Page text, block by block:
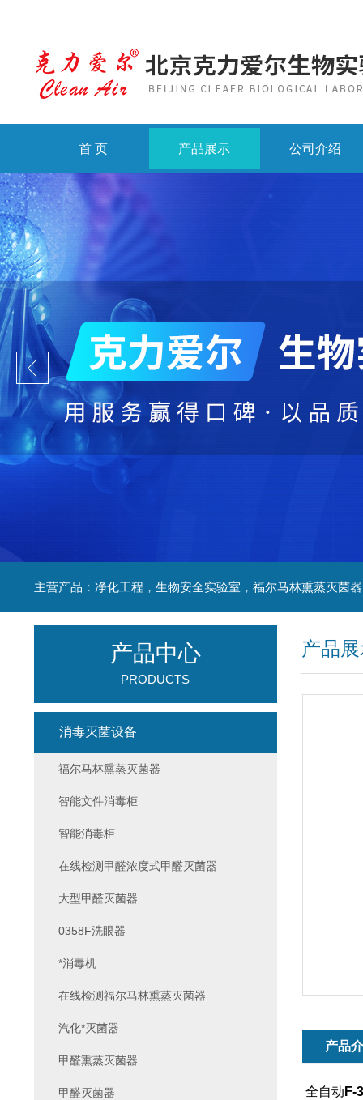
首 页 产品展示 公司介绍
产品
产品
全自动 F-
产品中心
PRODUCTS
消毒灭菌设备
福尔马林熏蒸灭菌器
智能文件消毒柜
智能消毒柜
在线检测甲醛浓度式甲醛灭菌器
大型甲醛灭菌器
0358F洗眼器
*消毒机
在线检测福尔马林熏蒸灭菌器
汽化*灭菌器
甲醛熏蒸灭菌器
甲醛灭菌器